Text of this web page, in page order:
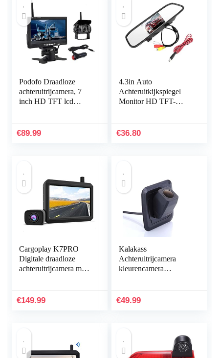
Podofo Draadloze
achteruitrijcamera, 7
inch HD TFT lcd
achteruitrijcamera
€89.99
4.3in Auto
Achteruitkijkspiegel
Monitor HD TFT-
Auto Monitor
€36.80
Cargoplay K7PRO
Digitale draadloze
achteruitrijcamera met
5 inch HD-monitor…
€149.99
Kalakass
Achteruitrijcamera
kleurencamera
achteruitrijsysteem
€49.99